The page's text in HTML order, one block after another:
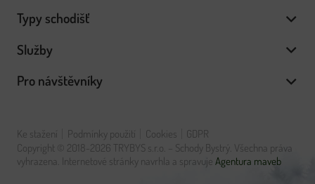
Typy schodišť
Služby
Pro návštěvníky
Ke stažení Podmínky použití Cookies
GDPR
Copyright © 2018-2026 TRYBYS s.r.o. – Schody Bystrý. Všechna práva
vyhrazena. Internetové stránky navrhla a spravuje Agentura maveb